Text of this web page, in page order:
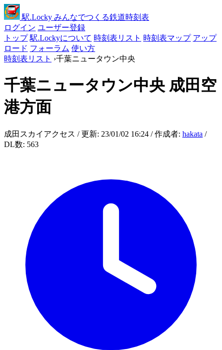
駅.Locky みんなでつくる鉄道時刻表
ログイン ユーザー登録
トップ 駅.Lockyについて 時刻表リスト 時刻表マップ アップ
ロード フォーラム 使い方
時刻表リスト ›千葉ニュータウン中央
千葉ニュータウン中央 成田空
港方面
成田スカイアクセス / 更新: 23/01/02 16:24 / 作成者: hakata /
DL数: 563